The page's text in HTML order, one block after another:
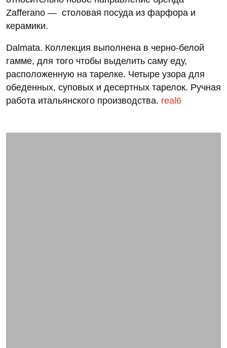
Zafferano — столовая посуда из фарфора и
керамики.
Dalmata. Коллекция выполнена в черно-белой
гамме, для того чтобы выделить саму еду,
расположенную на тарелке. Четыре узора для
обеденных, суповых и десертных тарелок. Ручная
работа итальянского производства. real6